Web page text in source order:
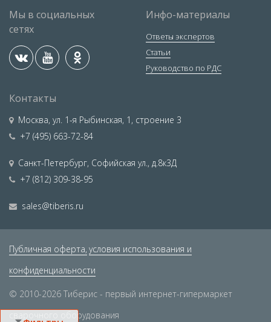
Мы в социальных
сетях
Инфо-материалы
Ответы экспертов
Статьи
Руководство по РДС
Контакты
Москва, ул. 1-я Рыбинская, 1, строение 3
+7 (495) 663-72-84
Санкт-Петербург, Софийская ул., д.8к3Д
+7 (812) 309-38-95
sales@tiberis.ru
Публичная оферта, условия использования и
конфиденциальности
© 2010-2026 Тиберис - первый интернет-гипермаркет
сварочного оборудования